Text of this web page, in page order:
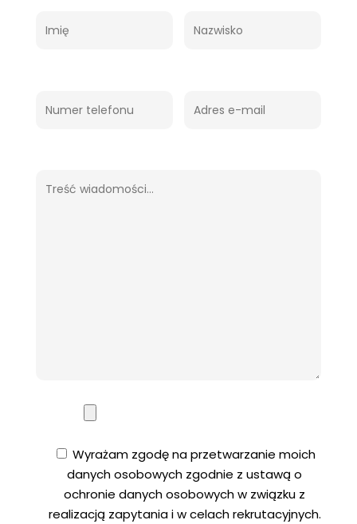
Wyrażam zgodę na przetwarzanie moich
danych osobowych zgodnie z ustawą o
ochronie danych osobowych w związku z
realizacją zapytania i w celach rekrutacyjnych.